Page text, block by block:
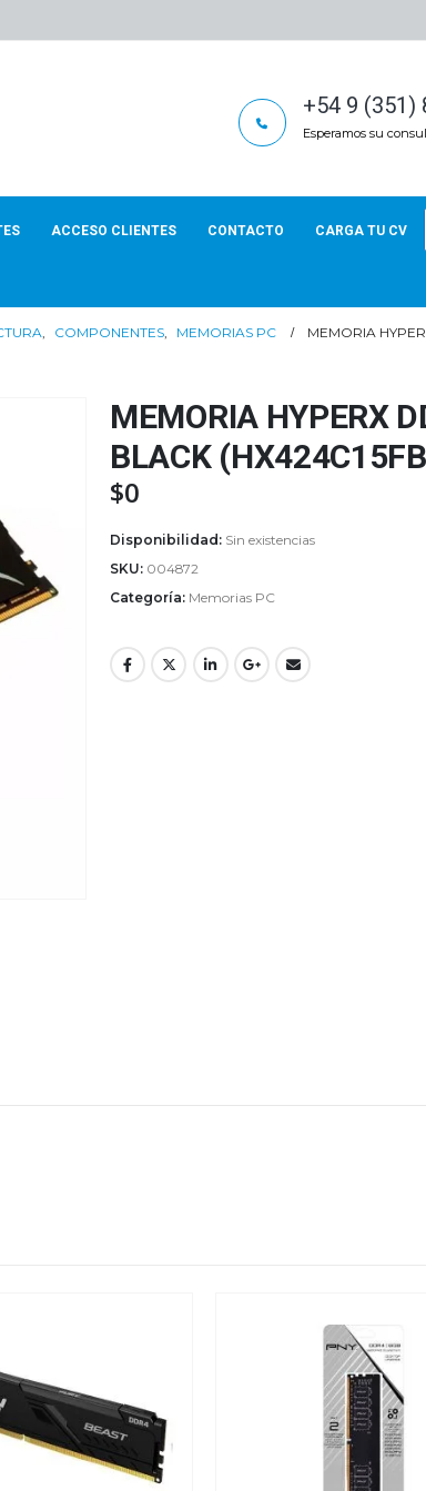
+54 9 (351)
Esperamos su
ACCESO CLIENTES CONTACTO CARGA TU CV
, COMPONENTES, MEMORIAS PC MEMORIA
MEMORIA HYPERX
BLACK
$0
Disponibilidad: Sin existencias
SKU: 004872
Categoría: Memorias PC